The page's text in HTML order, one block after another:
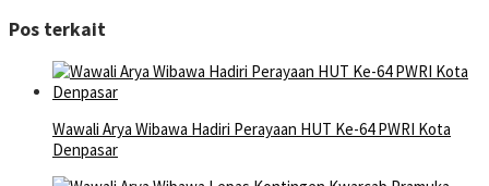
Pos terkait
Wawali Arya Wibawa Hadiri Perayaan HUT Ke-64 PWRI Kota
Denpasar